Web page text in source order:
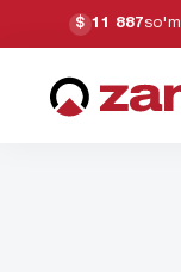
$ 11 887so'm